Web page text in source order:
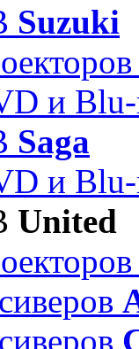
Suzuki
и
Saga
и
United